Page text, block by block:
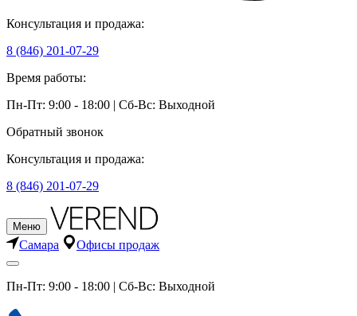
Консультация и продажа:
8 (846) 201-07-29
Время работы:
Пн-Пт: 9:00 - 18:00 | Сб-Вс: Выходной
Обратный звонок
Консультация и продажа:
8 (846) 201-07-29
Меню
Самара Офисы продаж
Пн-Пт: 9:00 - 18:00 | Сб-Вс: Выходной